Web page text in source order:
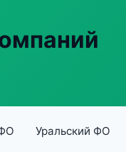
Уральский ФО